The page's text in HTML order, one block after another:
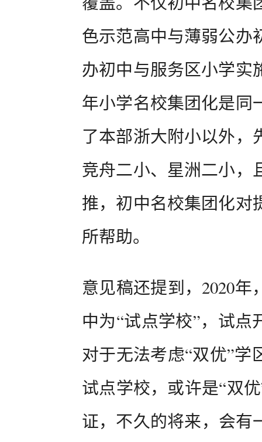
色示范高中与薄弱公办
办初中与服务区小学实
年小学名校集团化是同
了本部浙大附小以外，
竞舟二小、星洲二小，
推，初中名校集团化对
所帮助。
意见稿还提到，2020
中为“试点学校”，试点
对于无法考虑“双优”学
试点学校，或许是“双
证，不久的将来，会有